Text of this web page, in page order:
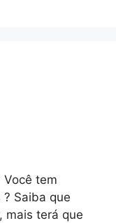
Você tem
Saiba que
mais terá que